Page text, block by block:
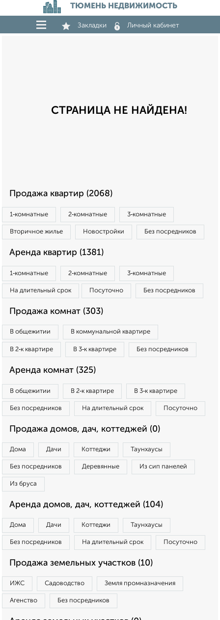
ТЮМЕНЬ НЕДВИЖИМОСТЬ
Закладки Личный кабинет
СТРАНИЦА НЕ НАЙДЕНА!
Продажа квартир (2068)
1‑комнатные 2‑комнатные 3‑комнатные
Вторичное жилье Новостройки Без посредников
Аренда квартир (1381)
1‑комнатные 2‑комнатные 3‑комнатные
На длительный срок Посуточно Без посредников
Продажа комнат (303)
В общежитии В коммунальной квартире
В 2‑к квартире В 3‑к квартире Без посредников
Аренда комнат (325)
В общежитии В 2‑к квартире В 3‑к квартире
Без посредников На длительный срок Посуточно
Продажа домов, дач, коттеджей (0)
Дома Дачи Коттеджи Таунхаусы
Без посредников Деревянные Из сип панелей
Из бруса
Аренда домов, дач, коттеджей (104)
Дома Дачи Коттеджи Таунхаусы
Без посредников На длительный срок Посуточно
Продажа земельных участков (10)
ИЖС Садоводство Земля промназначения
Агенство Без посредников